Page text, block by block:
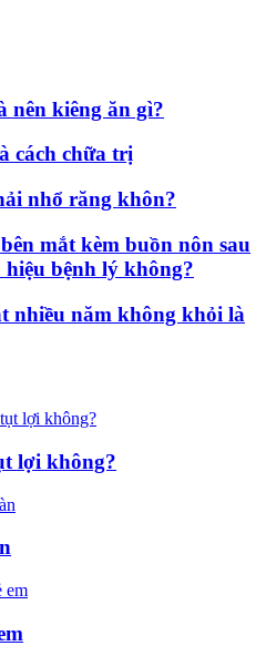
nên kiêng ăn gì?
cách chữa trị
nhổ răng khôn?
mắt kèm buồn nôn sau
bệnh lý không?
nhiều năm không khỏi là
lợi không?